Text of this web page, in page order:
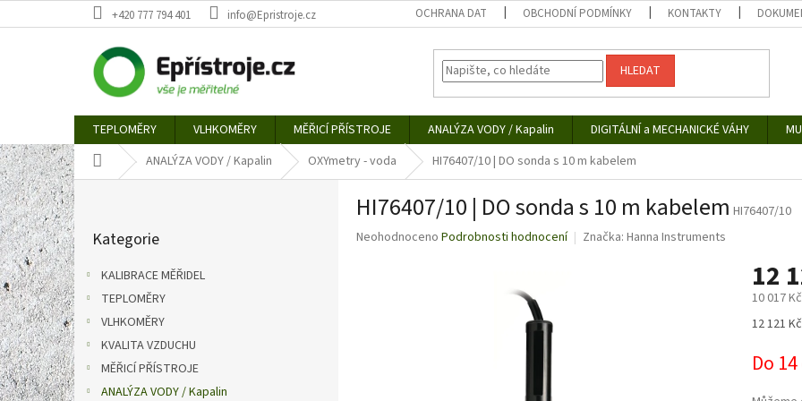
na
+420 777 794 401 info@Epristroje.cz OCHRANA DAT OBCHODNÍ PODMÍNKY KONTAKTY
HLEDAT
TEPLOMĚRY VLHKOMĚRY MĚŘICÍ PŘÍSTROJE ANALÝZA VODY / Kapalin DIGITÁLNÍ a MECHANICKÉ VÁHY
Domů ANALÝZA VODY / Kapalin OXYmetry - voda HI76407/10 | DO sonda s 10 m kabelem
P
o
s
t
r
a
n
n
í
p
a
kategorie
Kategorie
KALIBRACE MĚŘIDEL
TEPLOMĚRY
VLHKOMĚRY
KVALITA VZDUCHU
MĚŘICÍ PŘÍSTROJE
ANALÝZA VODY / Kapalin
HI76407/10 | DO sonda s 10 m kabelem HI76407/10
Průměrné
Neohodnoceno Podrobnosti hodnocení Značka: Hanna Instruments
12
10 017
Měrná
12 121
Do